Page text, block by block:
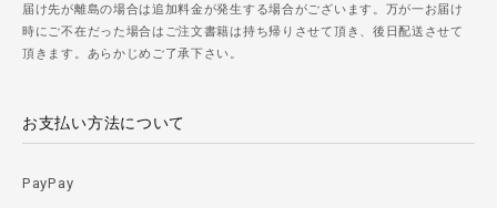
届け先が離島の場合は追加料金が発生する場合がございます。万が一お届け
時にご不在だった場合はご注文書籍は持ち帰りさせて頂き、後日配送させて
頂きます。あらかじめご了承下さい。
お支払い方法について
PayPay